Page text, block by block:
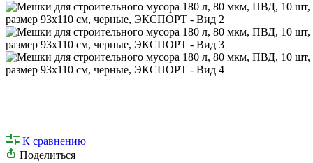
К сравнению
Поделиться